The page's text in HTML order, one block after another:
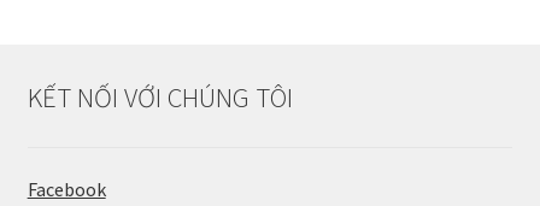
KẾT NỐI VỚI CHÚNG TÔI
Facebook